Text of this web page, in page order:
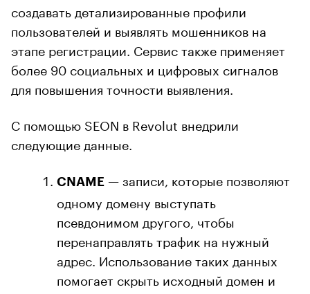
создавать детализированные профили
пользователей и выявлять мошенников на
этапе регистрации. Сервис также применяет
более 90 социальных и цифровых сигналов
для повышения точности выявления.
С помощью SEON в Revolut внедрили
следующие данные.
CNAME — записи, которые позволяют
одному домену выступать
псевдонимом другого, чтобы
перенаправлять трафик на нужный
адрес. Использование таких данных
помогает скрыть исходный домен и